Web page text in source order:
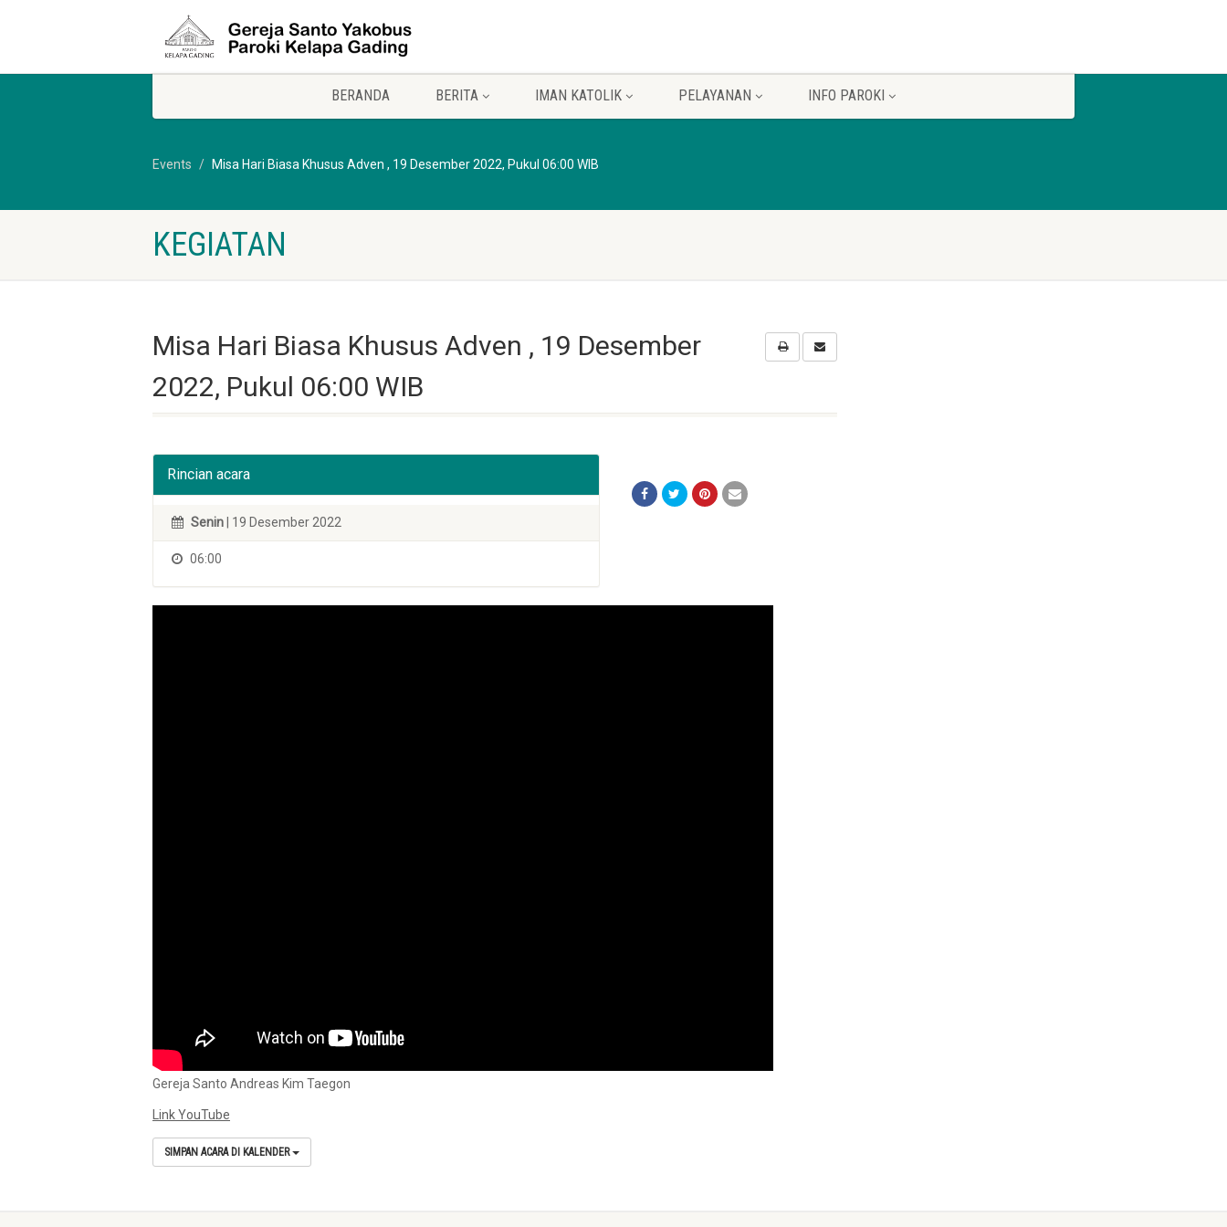
BERANDA BERITA IMAN KATOLIK PELAYANAN INFO PAROKI
Events Misa Hari Biasa Khusus Adven , 19 Desember 2022, Pukul 06:00 WIB
KEGIATAN
Misa Hari Biasa Khusus Adven , 19 Desember
2022, Pukul 06:00 WIB
Rincian acara
Senin | 19 Desember 2022
06:00
Gereja Santo Andreas Kim Taegon
Link YouTube
SIMPAN ACARA DI KALENDER